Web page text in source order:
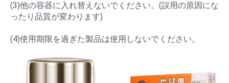
(3)他の容器に入れ替えないでください。(誤用の原因にな
ったり品質が変わります)
(4)使用期限を過ぎた製品は使用しないでください。